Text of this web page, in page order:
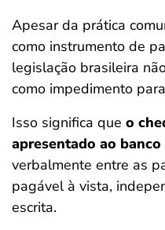
Apesar da prática
como instrumento de
legislação brasileira
como impedimento
Isso significa que o
apresentado ao
verbalmente entre as
pagável à vista,
escrita.